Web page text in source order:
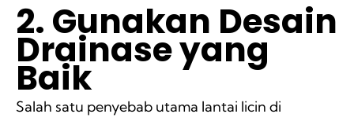
2. Gunakan Desain
Drainase yang
Baik
Salah satu penyebab utama lantai licin di